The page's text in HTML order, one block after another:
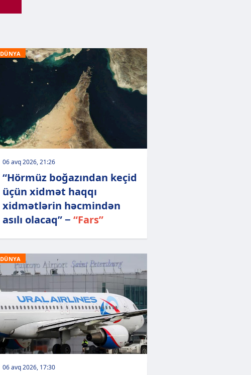
DÜNYA
06 avq 2026, 21:26
“Hörmüz boğazından keçid
üçün xidmət haqqı
xidmətlərin həcmindən
asılı olacaq” − “Fars”
DÜNYA
06 avq 2026, 17:30